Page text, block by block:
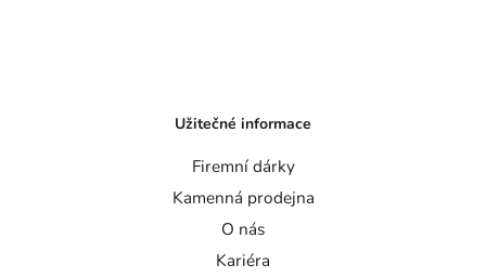
Užitečné informace
Firemní dárky
Kamenná prodejna
O nás
Kariéra